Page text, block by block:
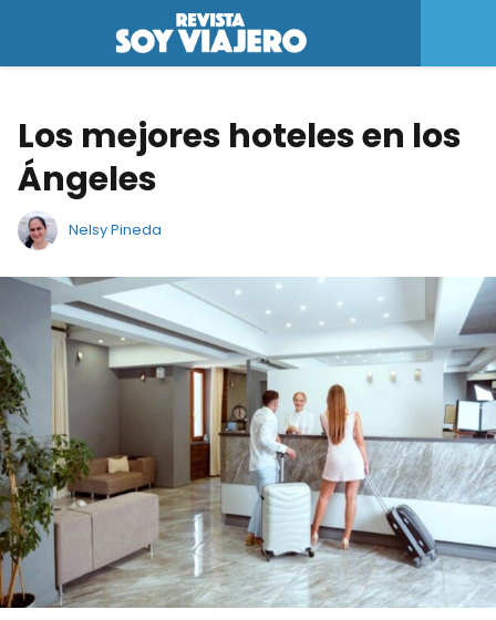
Los mejores hoteles en los
Ángeles
Nelsy Pineda